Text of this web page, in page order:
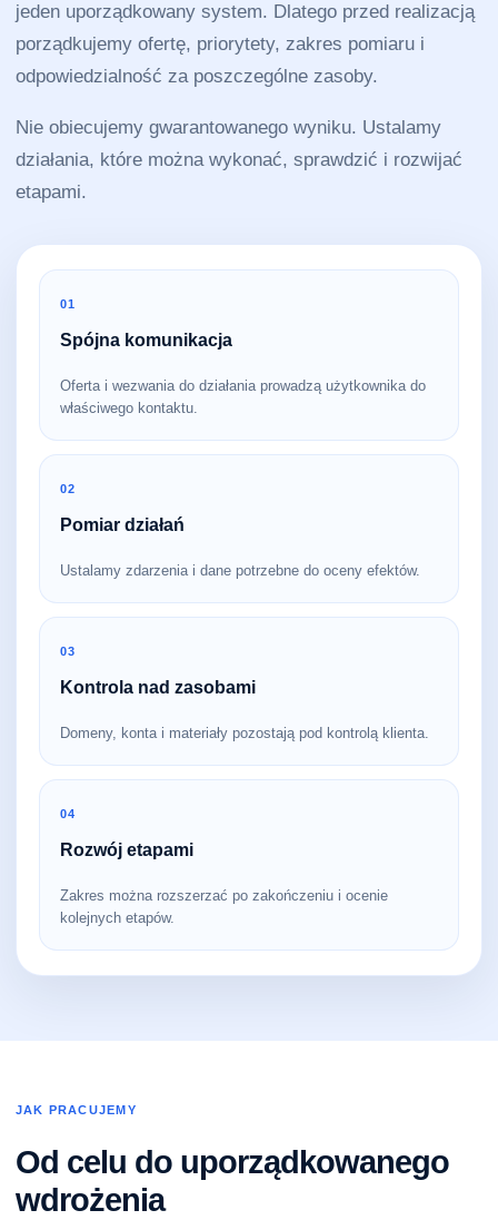
jeden uporządkowany system. Dlatego przed realizacją
porządkujemy ofertę, priorytety, zakres pomiaru i
odpowiedzialność za poszczególne zasoby.
Nie obiecujemy gwarantowanego wyniku. Ustalamy
działania, które można wykonać, sprawdzić i rozwijać
etapami.
01
Spójna komunikacja
Oferta i wezwania do działania prowadzą użytkownika do
właściwego kontaktu.
02
Pomiar działań
Ustalamy zdarzenia i dane potrzebne do oceny efektów.
03
Kontrola nad zasobami
Domeny, konta i materiały pozostają pod kontrolą klienta.
04
Rozwój etapami
Zakres można rozszerzać po zakończeniu i ocenie
kolejnych etapów.
JAK PRACUJEMY
Od celu do uporządkowanego
wdrożenia